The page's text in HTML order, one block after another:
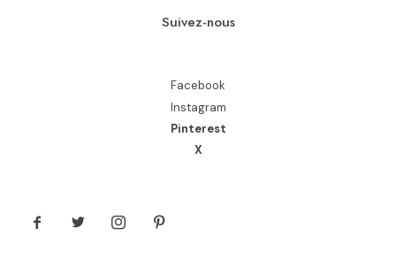
Suivez-nous
Facebook
Instagram
Pinterest
X